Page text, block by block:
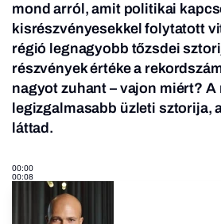
mond arról, amit politikai
kisrészvényesekkel folytatott
régió legnagyobb tőzsdei
részvények értéke a
nagyot zuhant – vajon miért? A
legizgalmasabb üzleti sztorija,
láttad.
00:00
00:08